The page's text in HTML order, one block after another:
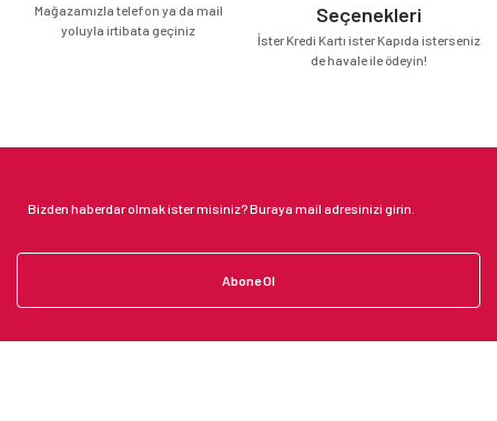
Mağazamızla telefon ya da mail
yoluyla irtibata geçiniz
Seçenekleri
İster Kredi Kartı ister Kapıda isterseniz
de havale ile ödeyin!
Abone Ol